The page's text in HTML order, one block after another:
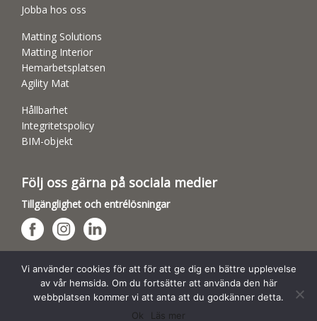
Jobba hos oss
Matting Solutions
Matting Interior
Hemarbetsplatsen
Agility Mat
Hållbarhet
Integritetspolicy
BIM-objekt
Följ oss gärna på sociala medier
Tillgänglighet och entrélösningar
Hundsporthallar
Vi använder cookies för att för att ge dig en bättre upplevelse
av vår hemsida. Om du fortsätter att använda den här
webbplatsen kommer vi att anta att du godkänner detta.
Ok
Läs mer